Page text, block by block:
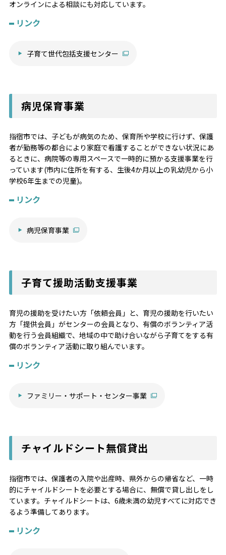
オンラインによる相談にも対応しています。
リンク
子育て世代包括支援センター
病児保育事業
指宿市では、子どもが病気のため、保育所や学校に行けず、保護
者が勤務等の都合により家庭で看護することができない状況にあ
るときに、病院等の専用スペースで一時的に預かる支援事業を行
っています(市内に住所を有する、生後4か月以上の乳幼児から小
学校6年生までの児童)。
リンク
病児保育事業
子育て援助活動支援事業
育児の援助を受けたい方「依頼会員」と、育児の援助を行いたい
方「提供会員」がセンターの会員となり、有償のボランティア活
動を行う会員組織で、地域の中で助け合いながら子育てをする有
償のボランティア活動に取り組んでいます。
リンク
ファミリー・サポート・センター事業
チャイルドシート無償貸出
指宿市では、保護者の入院や出産時、県外からの帰省など、一時
的にチャイルドシートを必要とする場合に、無償で貸し出しをし
ています。チャイルドシートは、6歳未満の幼児すべてに対応でき
るよう準備してあります。
リンク